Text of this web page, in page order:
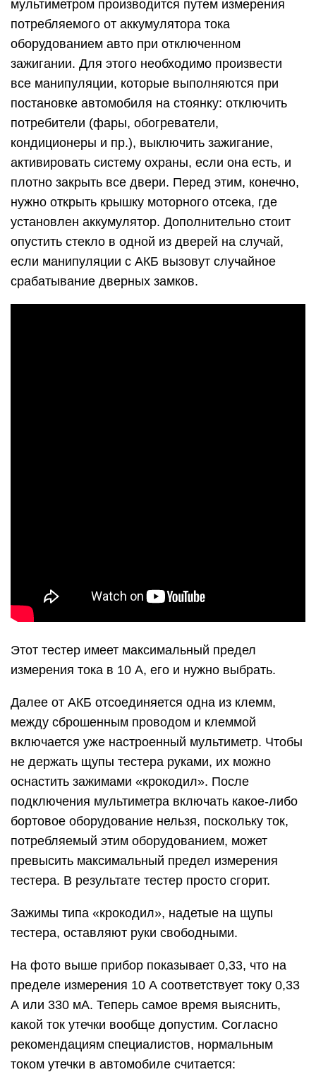
мультиметром производится путем измерения
потребляемого от аккумулятора тока
оборудованием авто при отключенном
зажигании. Для этого необходимо произвести
все манипуляции, которые выполняются при
постановке автомобиля на стоянку: отключить
потребители (фары, обогреватели,
кондиционеры и пр.), выключить зажигание,
активировать систему охраны, если она есть, и
плотно закрыть все двери. Перед этим, конечно,
нужно открыть крышку моторного отсека, где
установлен аккумулятор. Дополнительно стоит
опустить стекло в одной из дверей на случай,
если манипуляции с АКБ вызовут случайное
срабатывание дверных замков.
Этот тестер имеет максимальный предел
измерения тока в 10 А, его и нужно выбрать.
Далее от АКБ отсоединяется одна из клемм,
между сброшенным проводом и клеммой
включается уже настроенный мультиметр. Чтобы
не держать щупы тестера руками, их можно
оснастить зажимами «крокодил». После
подключения мультиметра включать какое-либо
бортовое оборудование нельзя, поскольку ток,
потребляемый этим оборудованием, может
превысить максимальный предел измерения
тестера. В результате тестер просто сгорит.
Зажимы типа «крокодил», надетые на щупы
тестера, оставляют руки свободными.
На фото выше прибор показывает 0,33, что на
пределе измерения 10 А соответствует току 0,33
А или 330 мА. Теперь самое время выяснить,
какой ток утечки вообще допустим. Согласно
рекомендациям специалистов, нормальным
током утечки в автомобиле считается: